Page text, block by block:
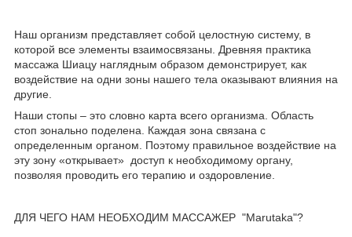
Наш организм представляет собой целостную систему, в
которой все элементы взаимосвязаны. Древняя практика
массажа Шиацу наглядным образом демонстрирует, как
воздействие на одни зоны нашего тела оказывают влияния на
другие.
Наши стопы – это словно карта всего организма. Область
стоп зонально поделена. Каждая зона связана с
определенным органом. Поэтому правильное воздействие на
эту зону «открывает» доступ к необходимому органу,
позволяя проводить его терапию и оздоровление.
ДЛЯ ЧЕГО НАМ НЕОБХОДИМ МАССАЖЕР "Marutaka"?